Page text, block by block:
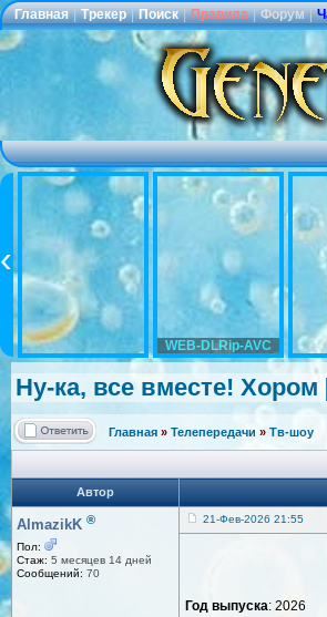
Главная | Трекер | Поиск | Правила | Форум |
WEB-DLRip-AVC
Ну-ка, все вместе! Хором
Главная » Телепередачи » Тв-шоу
Автор
AlmazikK ®
Пол:
Стаж: 5 месяцев 14 дней
Сообщений: 70
21-Фев-2026 21:55
Год выпуска: 2026